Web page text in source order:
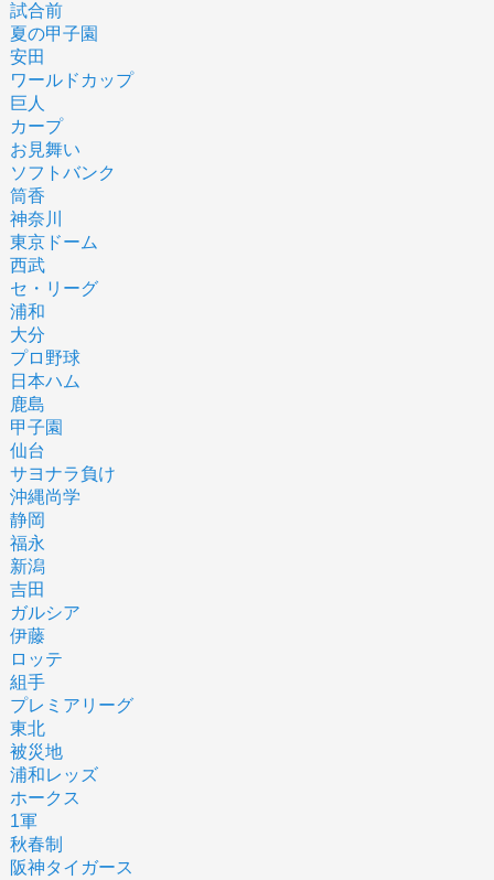
試合前
夏の甲子園
安田
ワールドカップ
巨人
カープ
お見舞い
ソフトバンク
筒香
神奈川
東京ドーム
西武
セ・リーグ
浦和
大分
プロ野球
日本ハム
鹿島
甲子園
仙台
サヨナラ負け
沖縄尚学
静岡
福永
新潟
吉田
ガルシア
伊藤
ロッテ
組手
プレミアリーグ
東北
被災地
浦和レッズ
ホークス
1軍
秋春制
阪神タイガース